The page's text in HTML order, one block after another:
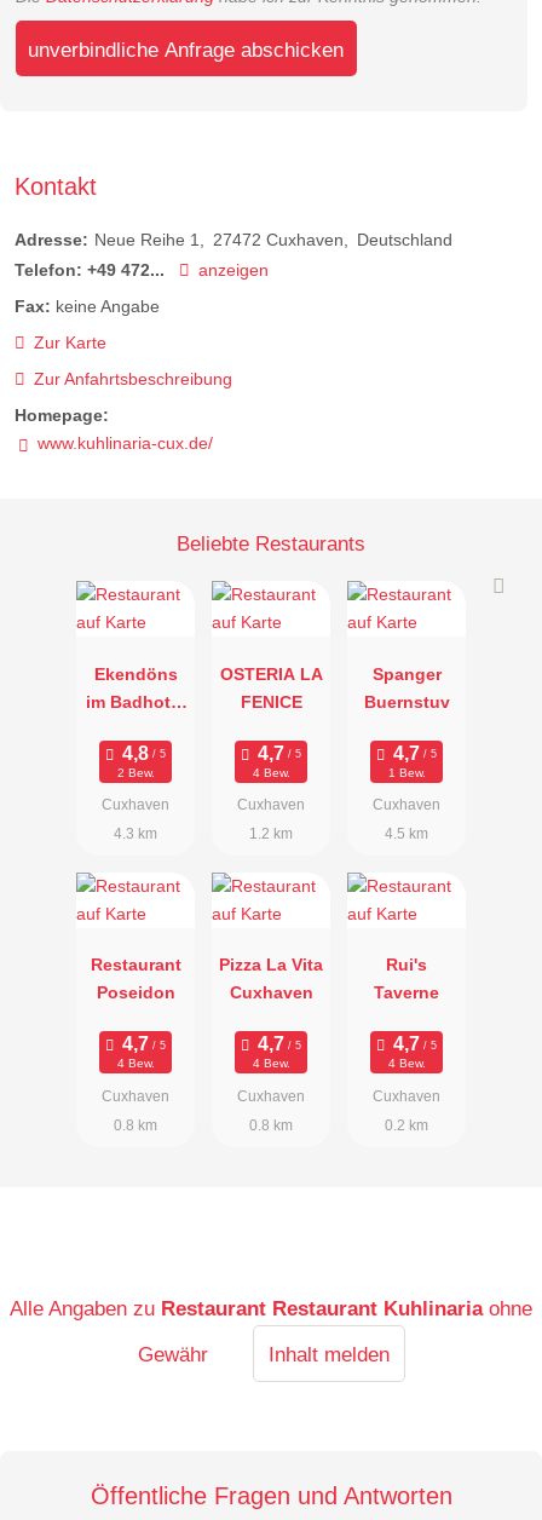
unverbindliche Anfrage abschicken
Kontakt
Adresse: Neue Reihe 1 27472 Cuxhaven
Deutschland
Telefon: +49 472...
anzeigen
Fax: keine Angabe
Zur Karte
Zur Anfahrtsbeschreibung
Homepage:
www.kuhlinaria-cux.de/
Beliebte Restaurants
Ekendöns
im Badhotel
2 Bew.
Cuxhaven
4.3 km
OSTERIA LA
FENICE
4 Bew.
Cuxhaven
1.2 km
Spanger
Buernstuv
1 Bew.
Cuxhaven
4.5 km
Restaurant
Poseidon
4 Bew.
Cuxhaven
0.8 km
Pizza La Vita
Cuxhaven
4 Bew.
Cuxhaven
0.8 km
Rui's
Taverne
4 Bew.
Cuxhaven
0.2 km
Alle Angaben zu Restaurant Restaurant Kuhlinaria ohne
Gewähr
Inhalt melden
Öffentliche Fragen und Antworten